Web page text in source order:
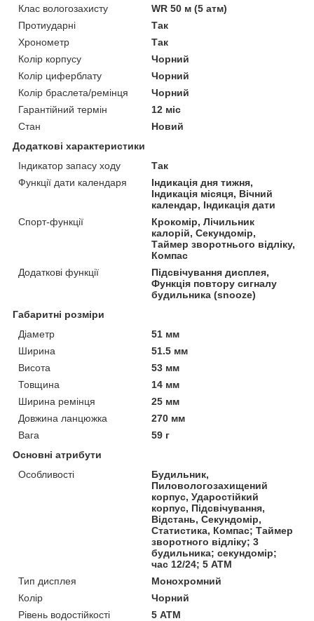
Клас вологозахисту
WR 50 м (5 атм)
Протиударні
Так
Хронометр
Так
Колір корпусу
Чорний
Колір циферблату
Чорний
Колір браслета/ремінця
Чорний
Гарантійний термін
12 міс
Стан
Новий
Додаткові характеристики
Індикатор запасу ходу
Так
Функції дати календаря
Індикація дня тижня,
Індикація місяця, Вічний
календар, Індикація дати
Спорт-функції
Крокомір, Лічильник
калорій, Секундомір,
Таймер зворотнього відліку,
Компас
Додаткові функції
Підсвічування дисплея,
Функція повтору сигналу
будильника (snooze)
Габаритні розміри
Діаметр
51 мм
Ширина
51.5 мм
Висота
53 мм
Товщина
14 мм
Ширина ремінця
25 мм
Довжина ланцюжка
270 мм
Вага
59 г
Основні атрибути
Особливості
Будильник,
Пиловологозахищений
корпус, Ударостійкий
корпус, Підсвічування,
Відстань, Секундомір,
Статистика, Компас; Таймер
зворотного відліку; 3
будильника; секундомір;
час 12/24; 5 АТМ
Тип дисплея
Монохромний
Колір
Чорний
Рівень водостійкості
5 АТМ